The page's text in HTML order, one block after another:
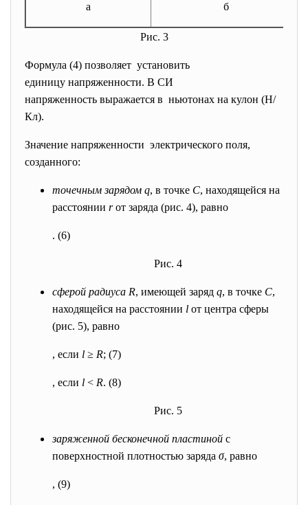
а б
Рис. 3
Формула (4) позволяет установить
единицу напряженности. В СИ
напряженность выражается в ньютонах на кулон (Н/
Кл).
Значение напряженности электрического поля,
созданного:
точечным зарядом q, в точке C, находящейся на
расстоянии rот заряда (рис. 4), равно
. (6)
Рис. 4
сферой радиуса R, имеющей заряд q, в точке C,
находящейся на расстоянии l от центра сферы
(рис. 5), равно
, если l ≥ R; (7)
, если l < R. (8)
Рис. 5
заряженной бесконечной пластиной с
поверхностной плотностью заряда σ, равно
, (9)